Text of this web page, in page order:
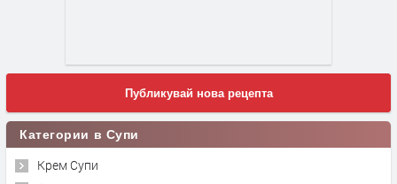
Публикувай нова рецепта
Категории в Супи
Крем Супи